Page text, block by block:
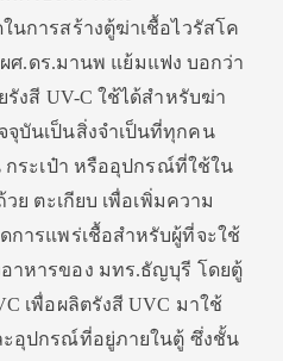
นการสร้างตู้ฆ่าเชื้อไวรัสโค
ผศ.ดร.มานพ แย้มแฟง บอกว่า
รังสี UV-C ใช้ได้สำหรับฆ่า
บันเป็นสิ่งจำเป็นที่ทุกคน
กระเป๋า หรืออุปกรณ์ที่ใช้ใน
ย ตะเกียบ เพื่อเพิ่มความ
การแพร่เชื้อสำหรับผู้ที่จะใช้
าหารของ มทร.ธัญบุรี โดยตู้
เพื่อผลิตรังสี UVC มาใช้
ะอุปกรณ์ที่อยู่ภายในตู้ ซึ่งชั้น